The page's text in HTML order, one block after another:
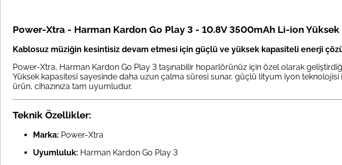
Power-Xtra - Harman Kardon Go Play 3 - 10.8V 3500mAh Li-ion
Kablosuz müziğin kesintisiz devam etmesi için güçlü ve yüksek kapasiteli enerji
Power-Xtra, Harman Kardon Go Play 3 taşınabilir hoparlörünüz için özel olarak
Yüksek kapasitesi sayesinde daha uzun çalma süresi sunar, güçlü lityum iyon
ürün, cihazınıza tam uyumludur.
Teknik Özellikler:
Marka: Power-Xtra
Uyumluluk: Harman Kardon Go Play 3